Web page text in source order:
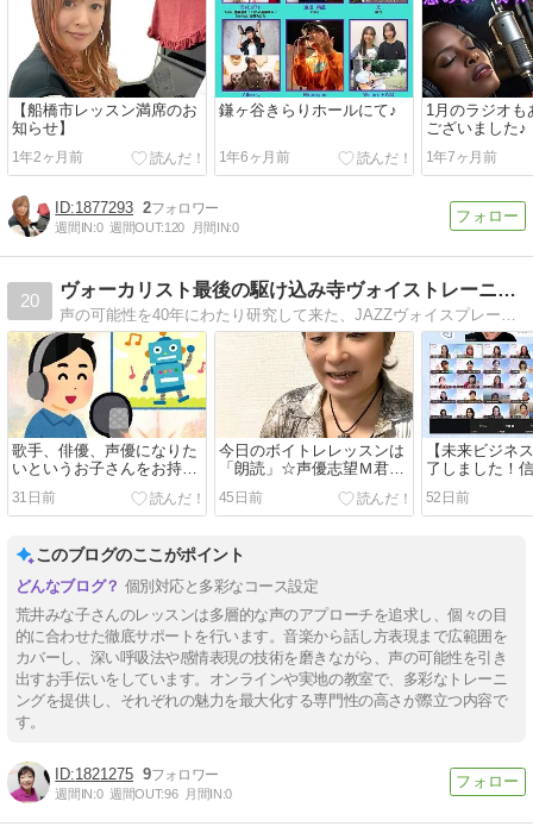
【船橋市レッスン満席のお
知らせ】
1年2ヶ月前
鎌ヶ谷きらりホールにて♪
1年6ヶ月前
1月のラジオも
ございました♪
1年7ヶ月前
1877293 2
週間IN:0 週間OUT:120 月間IN:0
20
ヴォーカリスト最後の駆け込み寺ヴォイストレーニングstudy
声の可能性を40年にわたり研究して来た、JAZZヴォイスプレーヤー荒井皆子がすべての声のお悩みに的確に対応します。声帯結節・発声障害、呼吸障害 等の改善のご相談もどうぞ。
歌手、俳優、声優になりた
いというお子さんをお持ち
の親御さんへ言いたいこと
31日前
今日のボイトレレッスンは
「朗読」☆声優志望Ｍ君の
レッスンでした
45日前
【未来ビジネ
了しました！
れる印象アッ
をお伝えしま
52日前
このブログのここがポイント
個別対応と多彩なコース設定
荒井みな子さんのレッスンは多層的な声のアプローチを追求し、個々の目
的に合わせた徹底サポートを行います。音楽から話し方表現まで広範囲を
カバーし、深い呼吸法や感情表現の技術を磨きながら、声の可能性を引き
出すお手伝いをしています。オンラインや実地の教室で、多彩なトレーニ
ングを提供し、それぞれの魅力を最大化する専門性の高さが際立つ内容で
す。
1821275 9
週間IN:0 週間OUT:96 月間IN:0